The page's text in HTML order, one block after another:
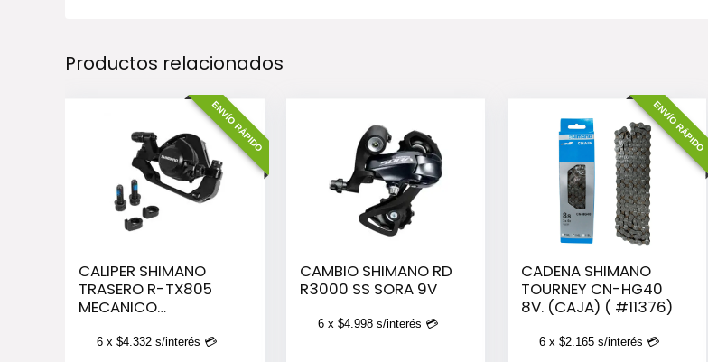
Productos relacionados
ENVÍO RÁPIDO
CALIPER SHIMANO
TRASERO R-TX805
MECANICO
6 x$4.332 s/interés 💳
CAMBIO SHIMANO RD
R3000 SS SORA 9V
6 x$4.998 s/interés 💳
ENVÍO RÁPIDO
CADENA SHIMANO
TOURNEY CN-HG40
8V. (CAJA) ( #11376)
6 x $2.165s/interés 💳